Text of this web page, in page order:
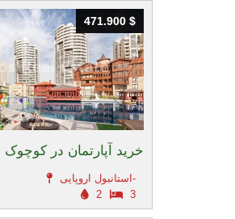
خرید آپارتمان در
استانبول اروپایی-
3
2
471.900 $
471.900 $